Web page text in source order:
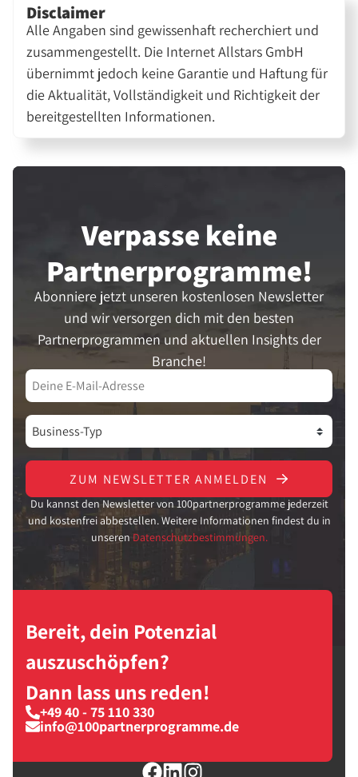
Disclaimer
Alle Angaben sind gewissenhaft recherchiert und
zusammengestellt. Die Internet Allstars GmbH
übernimmt jedoch keine Garantie und Haftung für
die Aktualität, Vollständigkeit und Richtigkeit der
bereitgestellten Informationen.
Verpasse keine
Partner­programme!
Abonniere jetzt unseren kostenlosen Newsletter
und wir versorgen dich mit den besten
Partnerprogrammen und aktuellen Insights der
Branche!
ZUM NEWSLETTER ANMELDEN
Du kannst den Newsletter von 100partnerprogramme jederzeit
und kostenfrei abbestellen. Weitere Informationen findest du in
unseren Datenschutzbestimmungen.
Bereit, dein Potenzial
auszuschöpfen?
Dann lass uns reden!
+49 40 - 75 110 330
info@100partnerprogramme.de